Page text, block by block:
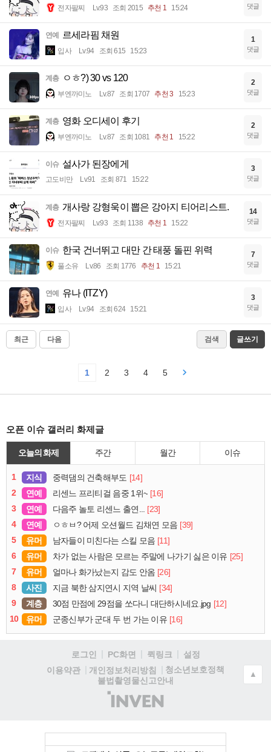
전자팔찌 Lv.93 조회 2015 추천 1 15:24 댓글
연예 르세라핌 채원
입사 Lv.94 조회 615 15:23
1
댓글
계층 ㅇㅎ?) 30 vs 120
부엔까미노 Lv.87 조회 1707 추천 3 15:23
2
댓글
계층 영화 오디세이 후기
부엔까미노 Lv.87 조회 1081 추천 1 15:22
2
댓글
이슈 설사가 된장에게
고도비만 Lv.91 조회 871 15:22
3
댓글
계층 개사랑 강형욱이 뽑은 강아지 티어리스트.
전자팔찌 Lv.93 조회 1138 추천 1 15:22
14
댓글
이슈 한국 건너뛰고 대만 간 태풍 돌핀 위력
풀소유 Lv.86 조회 1776 추천 1 15:21
7
댓글
연예 유나 (ITZY)
입사 Lv.94 조회 624 15:21
3
댓글
최근 다음 검색 글쓰기
1 2 3 4 5
오픈 이슈 갤러리 화제글
오늘의 화제 주간 월간 이슈
1 지식 중력댐의 건축해부도 [14]
2
연예 리센느 프리티걸 음중 1위~ [16]
3
연예 다음주 놀토 리센느 출연...
[23]
4
연예 ㅇㅎㅂ? 어제 오션월드 김채연 모음 [39]
5
유머 남자들이 미친다는 스킬 모음 [11]
6
유머 차가 없는 사람은 모르는 주말에 나가기 싫은 이유 [25]
7
유머 얼마나 화가났는지 감도 안옴 [26]
8
사진 지금 북한 삼지연시 지역 날씨 [34]
9
계층 30점 만점에 29점을 쏘다니 대단하시네요.jpg [12]
10
유머 군종신부가 군대 두 번 가는 이유 [16]
로그인 PC화면 퀵링크
설정
이용약관
개인정보처리방침
청소년보호정책
불법촬영물신고안내
(주)
인
▲